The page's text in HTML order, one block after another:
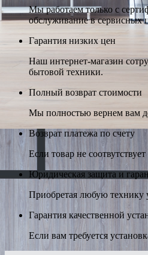
Мы работаем только с
обслуживание в сервисных
Гарантия низких цен
Наш интернет-магазин
бытовой техники.
Полный возврат стоимости
Мы полностью вернем вам
Возврат платежа по счету
Если товар не
Юридическая защита и
Приобретая любую технику
Гарантия качественной
Если вам требуется